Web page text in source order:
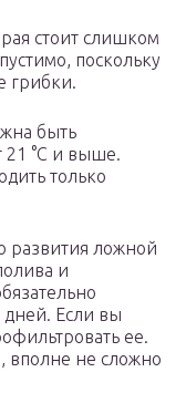
стоит слишком
поскольку
грибки.
быть
21 °С и выше.
только
развития ложной
и
дней. Если вы
ее.
вполне не сложно